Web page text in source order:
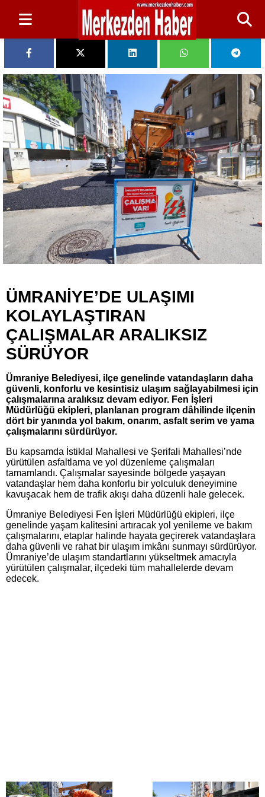
ÜMRANİYE’DE ULAŞIMI
KOLAYLAŞTIRAN
ÇALIŞMALAR ARALIKSIZ
SÜRÜYOR
Ümraniye Belediyesi, ilçe genelinde vatandaşların daha
güvenli, konforlu ve kesintisiz ulaşım sağlayabilmesi için
çalışmalarına aralıksız devam ediyor. Fen İşleri
Müdürlüğü ekipleri, planlanan program dâhilinde ilçenin
dört bir yanında yol bakım, onarım, asfalt serim ve yama
çalışmalarını sürdürüyor.
Bu kapsamda İstiklal Mahallesi ve Şerifali Mahallesi’nde
yürütülen asfaltlama ve yol düzenleme çalışmaları
tamamlandı. Çalışmalar sayesinde bölgede yaşayan
vatandaşlar hem daha konforlu bir yolculuk deneyimine
kavuşacak hem de trafik akışı daha düzenli hale gelecek.
Ümraniye Belediyesi Fen İşleri Müdürlüğü ekipleri, ilçe
genelinde yaşam kalitesini artıracak yol yenileme ve bakım
çalışmalarını, etaplar halinde hayata geçirerek vatandaşlara
daha güvenli ve rahat bir ulaşım imkânı sunmayı sürdürüyor.
Ümraniye’de ulaşım standartlarını yükseltmek amacıyla
yürütülen çalışmalar, ilçedeki tüm mahallelerde devam
edecek.